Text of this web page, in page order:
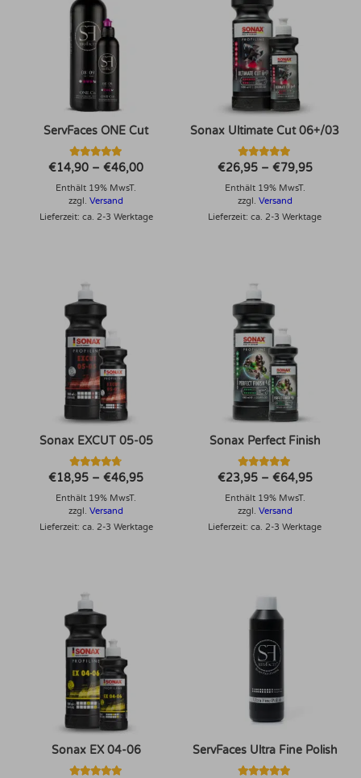
ServFaces ONE Cut
Bewertet mit
von 5
€14,90 –€46,00Preisspanne:
Enthält 19% MwsT.
zzgl.Versand
Lieferzeit: ca. 2-3 Werktage
Sonax Ultimate Cut 06+/03
Bewertet mit
von 5
€26,95 – €79,95
Enthält 19% MwsT.
zzgl. Versand
Lieferzeit: ca. 2-3 Werktage
Sonax EXCUT 05-05
Bewertet
4.63
von 5
€18,95 –€46,95Preisspanne:
Enthält 19% MwsT.
zzgl.Versand
Lieferzeit: ca. 2-3 Werktage
Sonax Perfect Finish
Bewertet mit
5.00
von 5
€23,95 – €64,95
Enthält 19% MwsT.
zzgl. Versand
Lieferzeit: ca. 2-3 Werktage
Sonax EX 04-06 ServFaces Ultra Fine Polish